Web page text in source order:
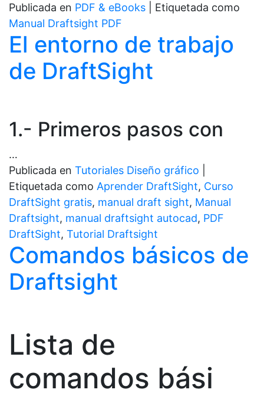
Publicada en PDF & eBooks
Etiquetada como
Manual Draftsight PDF
El entorno de trabajo
de DraftSight
1.- Primeros pasos con
…
Publicada en Tutoriales Diseño gráfico
Etiquetada como Aprender DraftSight, Curso
DraftSight gratis, manual draft sight, Manual
Draftsight, manual draftsight autocad, PDF
DraftSight, Tutorial Draftsight
Comandos básicos de
Draftsight
Lista de
comandos bási